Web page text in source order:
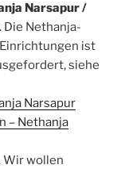
Narsapur /
Nethanja-
ist
siehe
Narsapur
– Nethanja
Wir wollen